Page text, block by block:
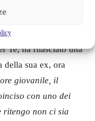
lui,
Te, ha rilasciato una
della sua ex, ora
giovanile, il
con uno dei
ritengo non ci sia